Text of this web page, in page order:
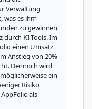
Verwaltung
was es ihm
zu gewinnen,
durch KI-Tools. Im
einen Umsatz
Anstieg von 20%
Dennoch wird
ein
Risiko
als